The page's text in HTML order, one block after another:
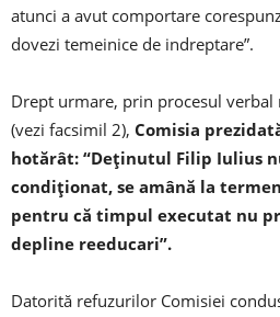
atunci a avut comportare
dovezi temeinice de indreptare”.
Drept urmare, prin procesul
(vezi facsimil 2), Comisia
hotărât: “Deținutul Filip Iulius
condiționat, se amână la
pentru că timpul executat nu
depline reeducari”.
Datorită refuzurilor Comisiei